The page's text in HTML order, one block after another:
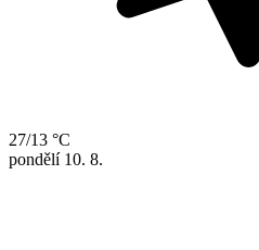
27/13 °C
pondělí 10. 8.